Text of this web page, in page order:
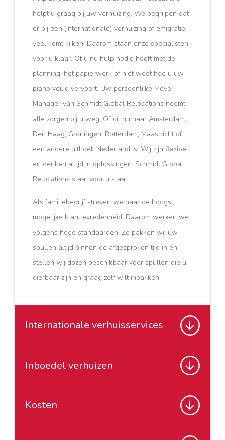
helpt u graag bij uw verhuizing. We begrijpen dat
er bij een (internationale) verhuizing of emigratie
veel komt kijken. Daarom staan onze specialisten
voor u klaar. Of u nu hulp nodig heeft met de
planning, het papierwerk of niet weet hoe u uw
piano veilig vervoert. Uw persoonlijke Move
Manager van Schmidt Global Relocations neemt
alle zorgen bij u weg. Of dit nu naar Amsterdam,
Den Haag, Groningen, Rotterdam, Maastricht of
een andere uithoek Nederland is. Wij zijn flexibel
en denken altijd in oplossingen. Schmidt Global
Relocations staat voor u klaar.
Als familiebedrijf streven we naar de hoogst
mogelijke klanttevredenheid. Daarom werken we
volgens hoge standaarden. Zo pakken wij uw
spullen altijd binnen de afgesproken tijd in en
stellen wij dozen beschikbaar voor spullen die u
dierbaar zijn en graag zelf wilt inpakken.
Internationale verhuisservices
Internationale verhuisservices
complete verhuizing. Wij bieden verschillende
en binnen Nederland. Wij zijn ervan verzekerd dat
Inboedel verhuizen
Kosten